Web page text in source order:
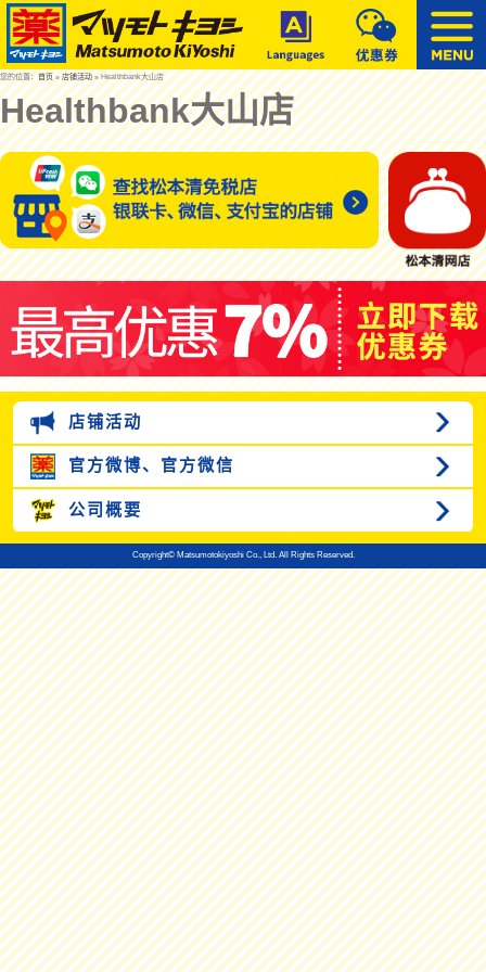
您的位置：首页»店铺活动» Healthbank大山店
Healthbank大山店
店铺活动
官方微博、 官方微信
公司概要
Copyright© Matsumotokiyoshi Co., Ltd. All Rights Reserved.